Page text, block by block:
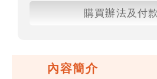
購買辦法及付
內容簡介